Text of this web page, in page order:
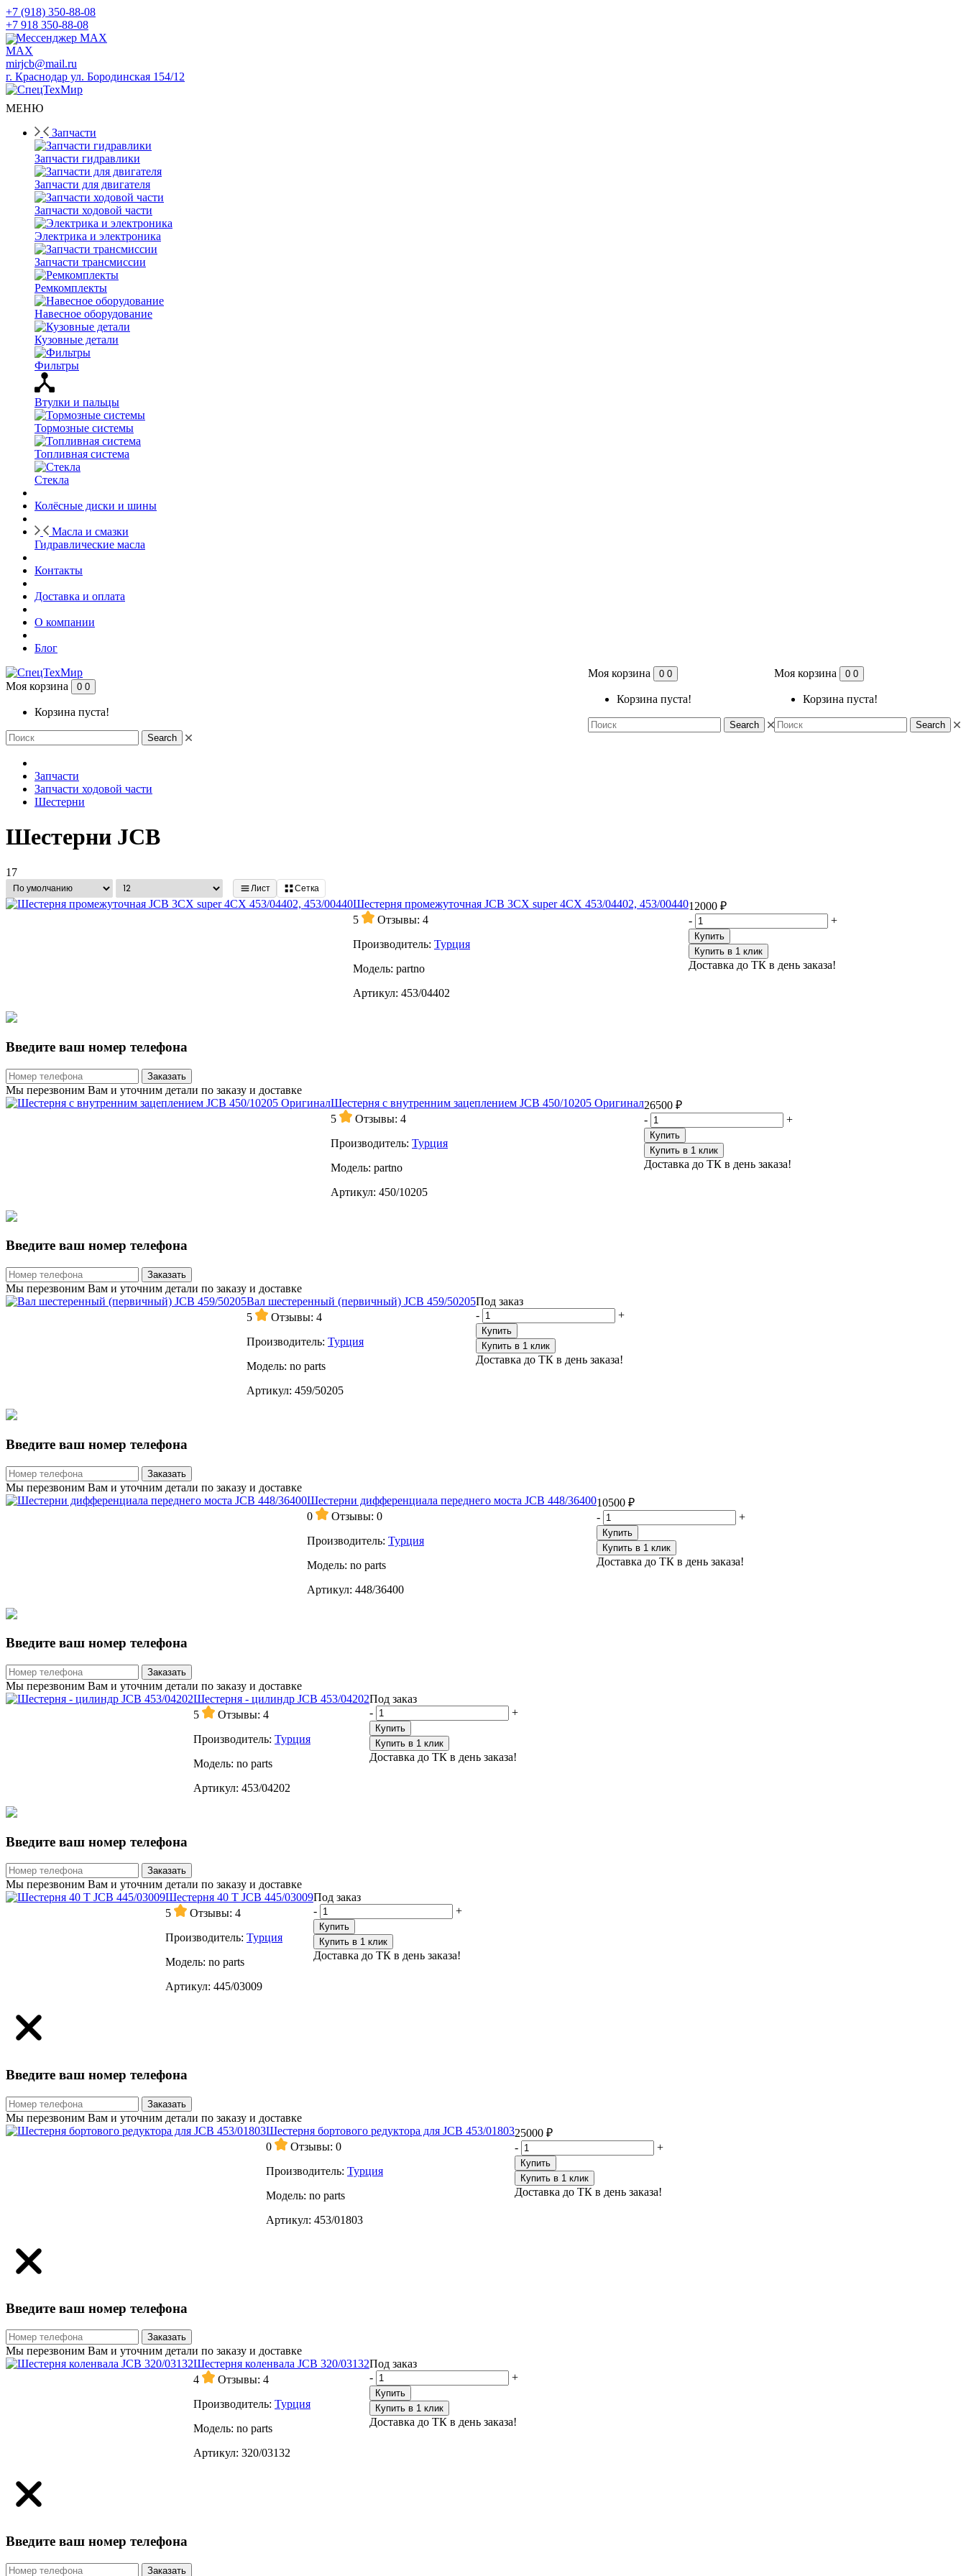
+7 (918) 350-88-08
+7 918 350-88-08
Мессенджер MAX
mirjcb@mail.ru
г. Краснодар ул. Бородинская 154/12
МЕНЮ
Запчасти
Запчасти гидравлики
Запчасти для двигателя
Запчасти ходовой части
Электрика и электроника
Запчасти трансмиссии
Ремкомплекты
Навесное оборудование
Кузовные детали
Фильтры
Втулки и пальцы
Тормозные системы
Топливная система
Стекла
Колёсные диски и шины
Масла и смазки
Гидравлические масла
Контакты
Доставка и оплата
О компании
Блог
Моя корзина 0 0
Корзина пуста!
Search
Моя корзина 0 0
Корзина пуста!
Search
Моя корзина 0 0
Корзина пуста!
Search
Запчасти
Запчасти ходовой части
Шестерни
Шестерни JCB
17
Лист
Сетка
Шестерня промежуточная JCB 3CX super 4СХ 453/04402, 453/00440
5
Отзывы: 4
Производитель: Турция
Модель: partno
Артикул: 453/04402
12000 ₽
-
+
Купить
Купить в 1 клик
Доставка до ТК в день заказа!
Введите ваш номер телефона
Заказать
Мы перезвоним Вам и уточним детали по заказу и доставке
Шестерня с внутренним зацеплением JCB 450/10205 Оригинал
5
Отзывы: 4
Производитель: Турция
Модель: partno
Артикул: 450/10205
26500 ₽
-
+
Купить
Купить в 1 клик
Доставка до ТК в день заказа!
Введите ваш номер телефона
Заказать
Мы перезвоним Вам и уточним детали по заказу и доставке
Вал шестеренный (первичный) JCB 459/50205
5
Отзывы: 4
Производитель: Турция
Модель: no parts
Артикул: 459/50205
Под заказ
-
+
Купить
Купить в 1 клик
Доставка до ТК в день заказа!
Введите ваш номер телефона
Заказать
Мы перезвоним Вам и уточним детали по заказу и доставке
Шестерни дифференциала переднего моста JCB 448/36400
0
Отзывы: 0
Производитель: Турция
Модель: no parts
Артикул: 448/36400
10500 ₽
-
+
Купить
Купить в 1 клик
Доставка до ТК в день заказа!
Введите ваш номер телефона
Заказать
Мы перезвоним Вам и уточним детали по заказу и доставке
Шестерня - цилиндр JCB 453/04202
5
Отзывы: 4
Производитель: Турция
Модель: no parts
Артикул: 453/04202
Под заказ
-
+
Купить
Купить в 1 клик
Доставка до ТК в день заказа!
Введите ваш номер телефона
Заказать
Мы перезвоним Вам и уточним детали по заказу и доставке
Шестерня 40 Т JCB 445/03009
5
Отзывы: 4
Производитель: Турция
Модель: no parts
Артикул: 445/03009
Под заказ
-
+
Купить
Купить в 1 клик
Доставка до ТК в день заказа!
Введите ваш номер телефона
Заказать
Мы перезвоним Вам и уточним детали по заказу и доставке
Шестерня бортового редуктора для JCB 453/01803
0
Отзывы: 0
Производитель: Турция
Модель: no parts
Артикул: 453/01803
25000 ₽
-
+
Купить
Купить в 1 клик
Доставка до ТК в день заказа!
Введите ваш номер телефона
Заказать
Мы перезвоним Вам и уточним детали по заказу и доставке
Шестерня коленвала JCB 320/03132
4
Отзывы: 4
Производитель: Турция
Модель: no parts
Артикул: 320/03132
Под заказ
-
+
Купить
Купить в 1 клик
Доставка до ТК в день заказа!
Введите ваш номер телефона
Заказать